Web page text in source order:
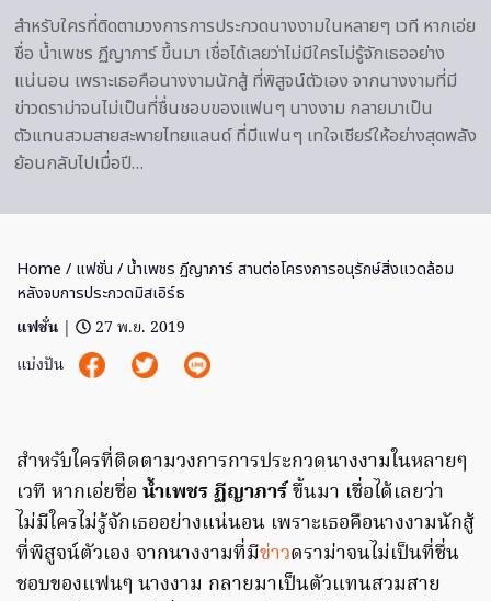
สำหรับใครที่ติดตามวงการการประกวดนางงามในหลายๆ เวที หากเอ่ย
ชื่อ น้ำเพชร ฏีญาภาร์ ขึ้นมา เชื่อได้เลยว่าไม่มีใครไม่รู้จักเธออย่าง
แน่นอน เพราะเธอคือนางงามนักสู้ ที่พิสูจน์ตัวเอง จากนางงามที่มี
ข่าวดราม่าจนไม่เป็นที่ชื่นชอบของแฟนๆ นางงาม กลายมาเป็น
ตัวแทนสวมสายสะพายไทยแลนด์ ที่มีแฟนๆ เทใจเชียร์ให้อย่างสุดพลัง
ย้อนกลับไปเมื่อปี…
Home / แฟชั่น / น้ำเพชร ฏีญาภาร์ สานต่อโครงการอนุรักษ์สิ่งแวดล้อม
หลังจบการประกวดมิสเอิร์ธ
แฟชั่น |
27 พ.ย. 2019
แบ่งปัน
สำหรับใครที่ติดตามวงการการประกวดนางงามในหลายๆ
เวที หากเอ่ยชื่อ น้ำเพชร ฏีญาภาร์ขึ้นมา เชื่อได้เลยว่า
ไม่มีใครไม่รู้จักเธออย่างแน่นอน เพราะเธอคือนางงามนักสู้
ที่พิสูจน์ตัวเอง จากนางงามที่มีข่าวดราม่าจนไม่เป็นที่ชื่น
ชอบของแฟนๆ นางงาม กลายมาเป็นตัวแทนสวมสาย